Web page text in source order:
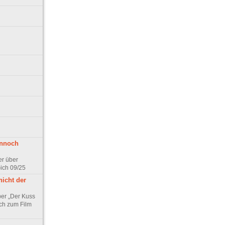
über
09/25
der
„Der Kuss
zum Film